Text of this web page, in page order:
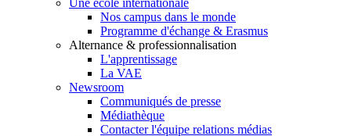
Une école internationale
Nos campus dans le monde
Programme d'échange & Erasmus
Alternance & professionnalisation
L'apprentissage
La VAE
Newsroom
Communiqués de presse
Médiathèque
Contacter l'équipe relations médias